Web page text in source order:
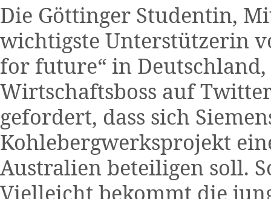
Die Göttinger Studentin,
wichtigste Unterstützerin
for future“ in
Wirtschaftsboss auf
gefordert, dass sich
Kohlebergwerksprojekt
Australien beteiligen soll.
Vielleicht bekommt die